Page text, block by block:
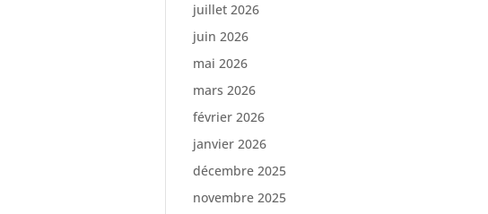
juillet 2026
juin 2026
mai 2026
mars 2026
février 2026
janvier 2026
décembre 2025
novembre 2025